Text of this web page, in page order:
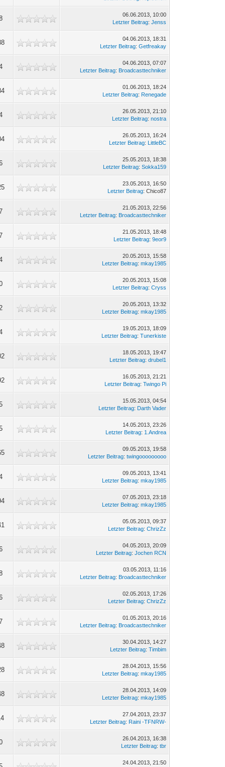
06.06.2013, 10:00
Letzter Beitrag:Jenss
04.06.2013, 18:31
Letzter Beitrag:Getfreakay
04.06.2013, 07:07
Letzter Beitrag: Broadcasttechniker
01.06.2013, 18:24
Letzter Beitrag: Renegade
26.05.2013, 21:10
Letzter Beitrag:nostra
26.05.2013, 16:24
Letzter Beitrag: LittleBC
25.05.2013, 18:38
Letzter Beitrag:Sokka159
23.05.2013, 16:50
Letzter Beitrag: Chico87
21.05.2013, 22:56
Letzter Beitrag: Broadcasttechniker
21.05.2013, 18:48
Letzter Beitrag:9eor9
20.05.2013, 15:58
Letzter Beitrag:mkay1985
20.05.2013, 15:08
Letzter Beitrag:Cryss
20.05.2013, 13:32
Letzter Beitrag:mkay1985
19.05.2013, 18:09
Letzter Beitrag:Tunerkiste
18.05.2013, 19:47
Letzter Beitrag:drubel1
16.05.2013, 21:21
Letzter Beitrag:Twingo Pi
15.05.2013, 04:54
Letzter Beitrag: Darth Vader
14.05.2013, 23:26
Letzter Beitrag: 1.Andrea
09.05.2013, 19:58
Letzter Beitrag:twingooooooooo
09.05.2013, 13:41
Letzter Beitrag:mkay1985
07.05.2013, 23:18
Letzter Beitrag:mkay1985
05.05.2013, 09:37
Letzter Beitrag:ChrizZz
04.05.2013, 20:09
Letzter Beitrag:Jochen RCN
03.05.2013, 11:16
Letzter Beitrag: Broadcasttechniker
02.05.2013, 17:26
Letzter Beitrag:ChrizZz
01.05.2013, 20:16
Letzter Beitrag: Broadcasttechniker
30.04.2013, 14:27
Letzter Beitrag:Timbim
28.04.2013, 15:56
Letzter Beitrag:mkay1985
28.04.2013, 14:09
Letzter Beitrag:mkay1985
27.04.2013, 23:37
Letzter Beitrag: Raini -TFNRW-
26.04.2013, 16:38
Letzter Beitrag:tbr
24.04.2013, 21:50